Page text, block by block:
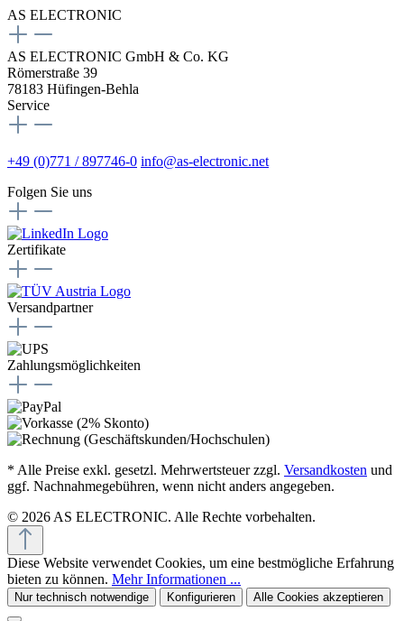
AS ELECTRONIC
AS ELECTRONIC GmbH & Co. KG
Römerstraße 39
78183 Hüfingen-Behla
Service
+49 (0)771 / 897746-0 info@as-electronic.net
Folgen Sie uns
Zertifikate
Versandpartner
Zahlungsmöglichkeiten
* Alle Preise exkl. gesetzl. Mehrwertsteuer zzgl. Versandkosten und
ggf. Nachnahmegebühren, wenn nicht anders angegeben.
© 2026 AS ELECTRONIC. Alle Rechte vorbehalten.
Diese Website verwendet Cookies, um eine bestmögliche Erfahrung
bieten zu können. Mehr Informationen ...
Nur technisch notwendige Konfigurieren Alle Cookies akzeptieren